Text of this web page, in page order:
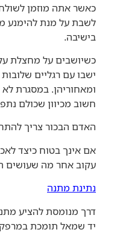
כאשר אתה מוזמן
לשבת על מנת להימנע
בישיבה.
כשיושבים על מחצלת
ישבו עם רגליים
ומאחוריהן. במסגרת
חשוב מכיוון שכולם
האדם הבכור צריך
אם אינך בטוח כיצד
עקוב אחר מה שעושים
נתינת מתנה
דרך מנומסת להציע
יד שמאל תומכת במרפק